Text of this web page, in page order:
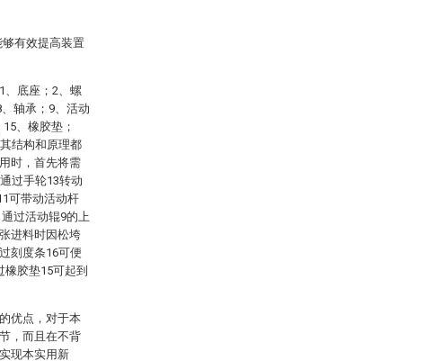
有效提高装置
、底座；2、螺
轴承；9、活动
、橡胶垫；
结构和原理都
时，首先将需
过手轮13转动
可带动活动杆
过活动辊9的上
进料时因松垮
刻度条16可便
胶垫15可起到
优点，对于本
，而且在不背
现本实用新